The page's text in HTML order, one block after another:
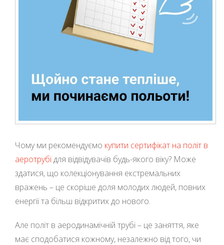
Чому ми рекомендуємо купити сертифікат на політ в
аеротрубідля відвідувачів будь-якого віку? Може
здатися, що колекціонування екстремальних
вражень – це скоріше доля молодих людей, повних
енергії та більш відкритих до нового.
Але політ в аеродинамічній трубі – це заняття, яке
має сподобатися кожному, незалежно від того, чи